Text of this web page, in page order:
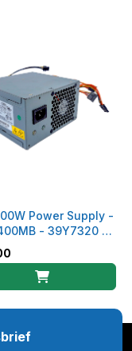
Power Supply -
- 39Y7320 -